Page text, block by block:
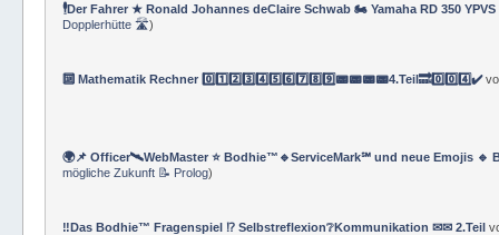
🕴Der Fahrer ★ Ronald Johannes deClaire Schwab 🏍️ Yamaha RD 350
Dopplerhütte 🛣)
🔟 Mathematik Rechner 0️⃣1️⃣2️⃣3️⃣4️⃣5️⃣6️⃣7️⃣8️⃣9️⃣📟📟📟📟4.Teil🔜0️⃣0️⃣4️⃣✔️
🌍📌 Officer🛰WebMaster ⭐️ Bodhie™🔹ServiceMark℠ und neue Emojis 🔹
mögliche Zukunft 📝 Prolog)
‼️Das Bodhie™ Fragenspiel ⁉️ Selbstreflexion❔Kommunikation ✉✉ 2.Teil